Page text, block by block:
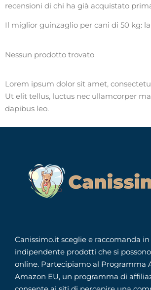
recensioni di chi ha già acquistato
Il miglior guinzaglio per cani di 50 kg: la
Nessun prodotto trovato
Lorem ipsum dolor sit amet,
Ut elit tellus, luctus nec ullamcorper
dapibus leo.
Canissimo.it sceglie e raccomanda
indipendente prodotti che si
online. Partecipiamo al Programma
Amazon EU, un programma di